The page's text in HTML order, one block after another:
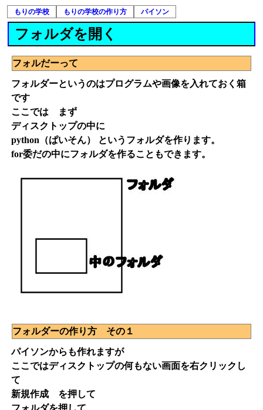
もりの学校 もりの学校の作り方 パイソン
フォルダを開く
フォルだーって
フォルダーというのはプログラムや画像を入れておく箱
です
ここでは まず
ディスクトップの中に
python（ぱいそん） というフォルダを作ります。
for委だの中にフォルダを作ることもできます。
フォルダーの作り方 その１
パイソンからも作れますが
ここではディスクトップの何もない画面を右クリックし
て
新規作成 を押して
フォルダを押して